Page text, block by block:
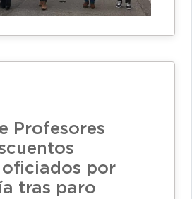
Profesores
oficiados por
tras paro